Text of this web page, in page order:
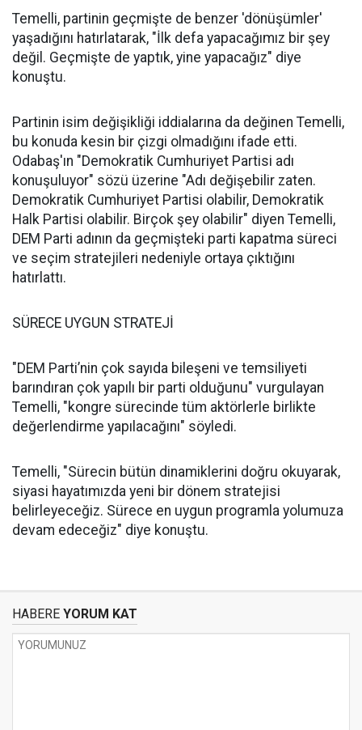
Temelli, partinin geçmişte de benzer 'dönüşümler'
yaşadığını hatırlatarak, "İlk defa yapacağımız bir şey
değil. Geçmişte de yaptık, yine yapacağız" diye
konuştu.
Partinin isim değişikliği iddialarına da değinen Temelli,
bu konuda kesin bir çizgi olmadığını ifade etti.
Odabaş'ın "Demokratik Cumhuriyet Partisi adı
konuşuluyor" sözü üzerine "Adı değişebilir zaten.
Demokratik Cumhuriyet Partisi olabilir, Demokratik
Halk Partisi olabilir. Birçok şey olabilir" diyen Temelli,
DEM Parti adının da geçmişteki parti kapatma süreci
ve seçim stratejileri nedeniyle ortaya çıktığını
hatırlattı.
SÜRECE UYGUN STRATEJİ
"DEM Parti’nin çok sayıda bileşeni ve temsiliyeti
barındıran çok yapılı bir parti olduğunu" vurgulayan
Temelli, "kongre sürecinde tüm aktörlerle birlikte
değerlendirme yapılacağını" söyledi.
Temelli, "Sürecin bütün dinamiklerini doğru okuyarak,
siyasi hayatımızda yeni bir dönem stratejisi
belirleyeceğiz. Sürece en uygun programla yolumuza
devam edeceğiz" diye konuştu.
HABERE YORUM KAT